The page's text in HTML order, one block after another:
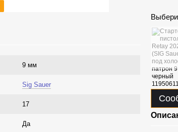
9 мм
Sig Sauer
17
Да